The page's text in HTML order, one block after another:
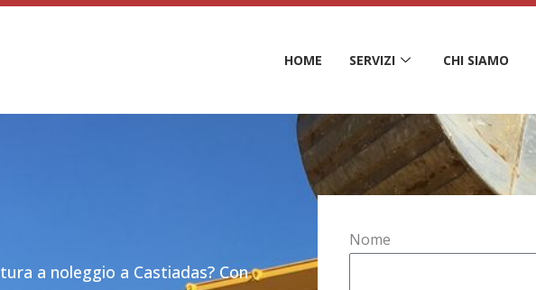
HOME SERVIZI CHI SIAMO
a noleggio a Castiadas? Con
Nome